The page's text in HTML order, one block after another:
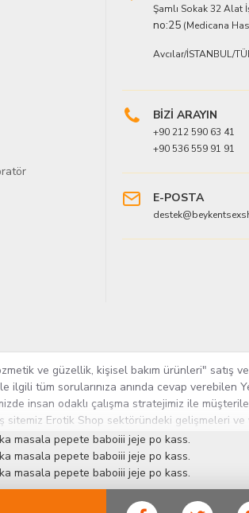
Şamlı Sokak 32 Alat
no:25 (Medicana
Avcılar/İSTANBUL/
BİZİ ARAYIN
+90 212 590 63 41
+90 536 559 91 91
E-POSTA
ve güzellik, kişisel bakım ürünleri" satış
ilgili tüm sorularınıza anında cevap verebilen
insan odaklı çalışma stratejimiz ile
sitemiz Erotik Shop sektöründeki gelişmeleri
ürün gurubuna sahip ender mağazalardan biri
kendisine Cinsel Ürün hayatında lider ve
masala pepete baboiii jeje po kass.
masala pepete baboiii jeje po kass.
masala pepete baboiii jeje po kass.